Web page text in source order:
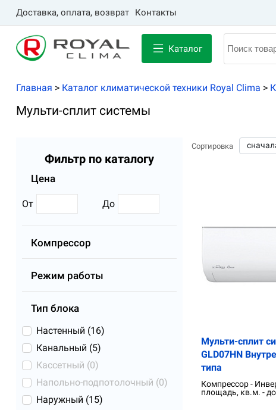
Доставка, оплата, возврат Контакты
Каталог
Главная > Каталог климатической техники Royal Clima >
Мульти-сплит системы
Фильтр по каталогу
Цена
От До
Компрессор
Режим работы
Тип блока
Настенный (16)
Канальный (5)
Кассетный (0)
Напольно-подпотолочный (0)
Наружный (15)
Сортировка
Мульти-сплит
GLD07HN
типа
Компрессор -
площадь, кв.м. -